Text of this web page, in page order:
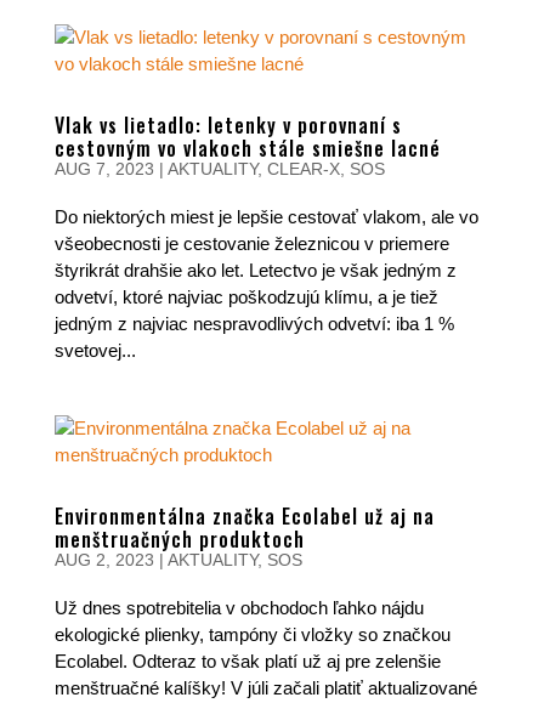
Vlak vs lietadlo: letenky v porovnaní s
cestovným vo vlakoch stále smiešne lacné
AUG 7, 2023 | AKTUALITY, CLEAR-X, SOS
Do niektorých miest je lepšie cestovať vlakom, ale vo
všeobecnosti je cestovanie železnicou v priemere
štyrikrát drahšie ako let. Letectvo je však jedným z
odvetví, ktoré najviac poškodzujú klímu, a je tiež
jedným z najviac nespravodlivých odvetví: iba 1 %
svetovej...
Environmentálna značka Ecolabel už aj na
menštruačných produktoch
AUG 2, 2023 | AKTUALITY, SOS
Už dnes spotrebitelia v obchodoch ľahko nájdu
ekologické plienky, tampóny či vložky so značkou
Ecolabel. Odteraz to však platí už aj pre zelenšie
menštruačné kalíšky! V júli začali platiť aktualizované